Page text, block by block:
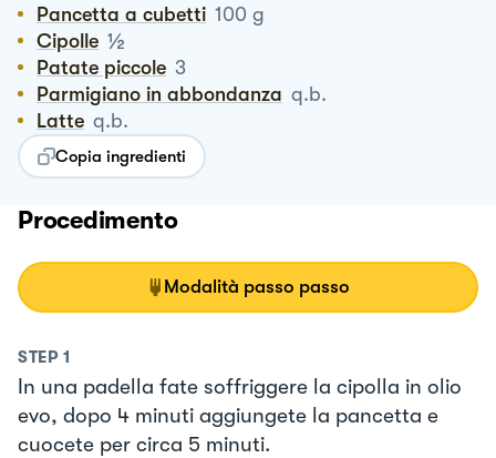
Pancetta a cubetti 100 g
Cipolle ½
Patate piccole 3
Parmigiano in abbondanza q.b.
Latte q.b.
Copia ingredienti
Procedimento
Modalità passo passo
STEP 1
In una padella fate soffriggere la cipolla in olio
evo, dopo 4 minuti aggiungete la pancetta e
cuocete per circa 5 minuti.